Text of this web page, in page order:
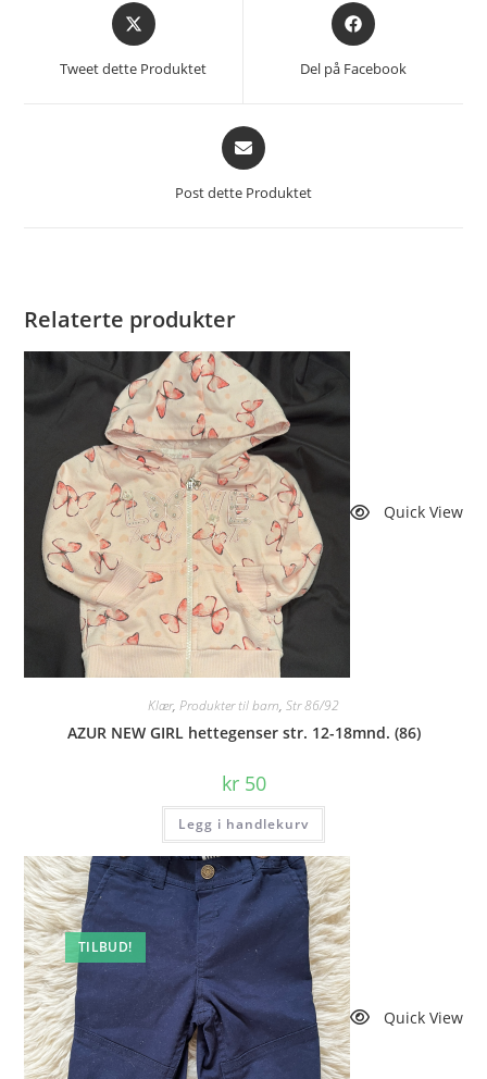
Åpnes
i
nytt
Tweet dette Produktet
Åpnes
i
et
nytt
Del på Facebook
Åpnes
i
nytt
Post dette Produktet
Relaterte produkter
Quick View
Klær, Produkter til barn, Str 86/92
AZUR NEW GIRL hettegenser str. 12-18mnd. (86)
kr50
Legg i handlekurv
TILBUD!
Quick View